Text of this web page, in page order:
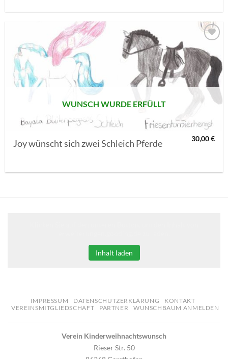
AUF MEINE
MERKLISTE
SETZEN
WUNSCH WURDE ERFÜLLT
Joy wünscht sich zwei Schleich Pferde 30,00€
Inhalt laden
IMPRESSUM DATENSCHUTZERKLÄRUNG
KONTAKT
VEREINSMITGLIEDSCHAFT
PARTNER WUNSCHBAUM ANMELDEN
Verein Kinderweihnachtswunsch
Rieser Str. 50